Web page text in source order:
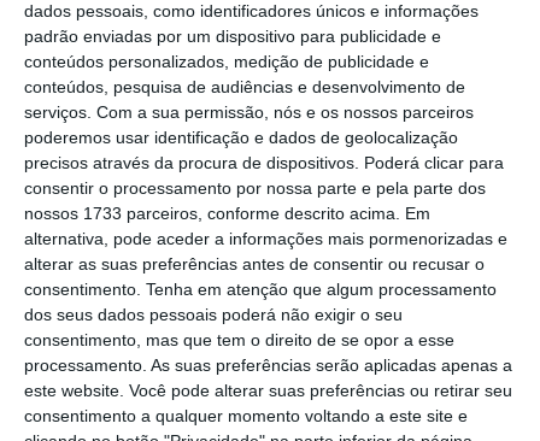
dados pessoais, como identificadores únicos e informações
padrão enviadas por um dispositivo para publicidade e
conteúdos personalizados, medição de publicidade e
conteúdos, pesquisa de audiências e desenvolvimento de
serviços. Com a sua permissão, nós e os nossos parceiros
poderemos usar identificação e dados de geolocalização
precisos através da procura de dispositivos. Poderá clicar para
consentir o processamento por nossa parte e pela parte dos
nossos 1733 parceiros, conforme descrito acima. Em
alternativa, pode aceder a informações mais pormenorizadas e
alterar as suas preferências antes de consentir ou recusar o
consentimento. Tenha em atenção que algum processamento
dos seus dados pessoais poderá não exigir o seu
consentimento, mas que tem o direito de se opor a esse
processamento. As suas preferências serão aplicadas apenas a
este website. Você pode alterar suas preferências ou retirar seu
consentimento a qualquer momento voltando a este site e
“corte nos rendimentos mínimos”e a
atribuição dessas “prestações às famílias que
têm crianças com necessidades” e a “quem
tem condições de doença que não pode
trabalhar”.
“E que vamosatribuir parte dessas
prestações aos emigrantes portugueses que
queiram regressar a Portugal durante o
período de um ano”, acrescentou.
André Ventura indicou que se este
compromisso for assumido, o partido